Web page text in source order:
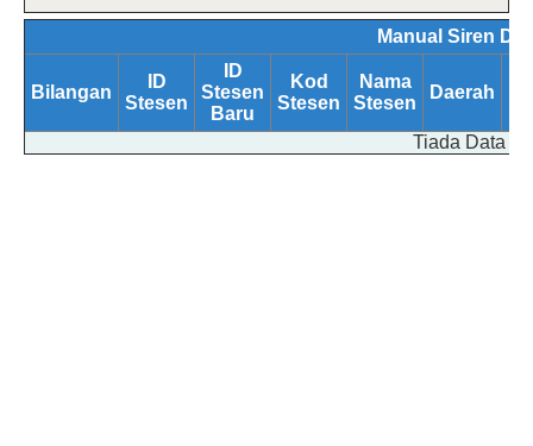
Manual Siren
Bilangan
ID
Stesen
ID
Stesen
Baru
Kod
Stesen
Nama
Stesen
Daerah
Tiada Data